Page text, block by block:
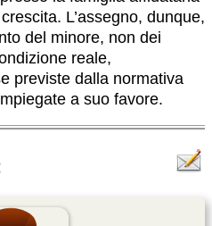
L’assegno, dunque,
del minore, non dei
reale,
previste dalla normativa
a suo favore.